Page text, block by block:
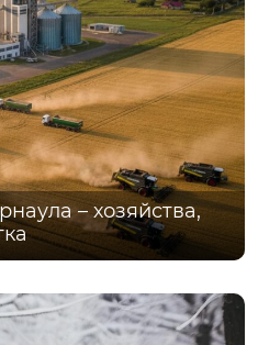
– хозяйства,